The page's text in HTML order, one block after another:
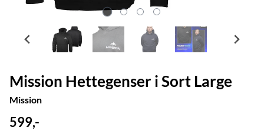
Mission Hettegenser i Sort Large
Mission
599,-